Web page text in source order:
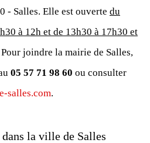
- Salles. Elle est ouverte du
à 12h et de 13h30 à 17h30 et
Pour joindre la mairie de Salles,
05 57 71 98 60 ou consulter
salles.com.
la ville de Salles